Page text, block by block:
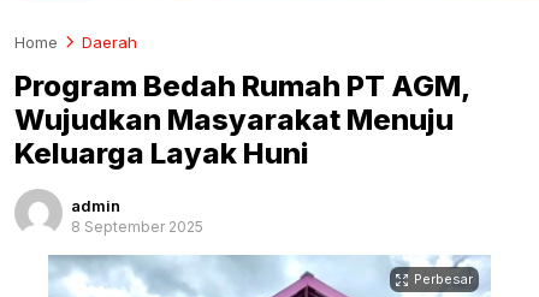
Home Daerah
Program Bedah Rumah PT AGM,
Wujudkan Masyarakat Menuju
Keluarga Layak Huni
admin
8 September 2025
Perbesar